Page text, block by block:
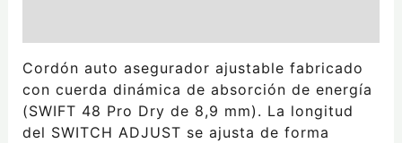
Cordón auto asegurador ajustable fabricado
con cuerda dinámica de absorción de energía
(SWIFT 48 Pro Dry de 8,9 mm). La longitud
del SWITCH ADJUST se ajusta de forma